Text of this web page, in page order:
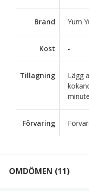
Brand Yum
Kost -
Tillagning
Lägg
Förvaring
OMDÖMEN (11)